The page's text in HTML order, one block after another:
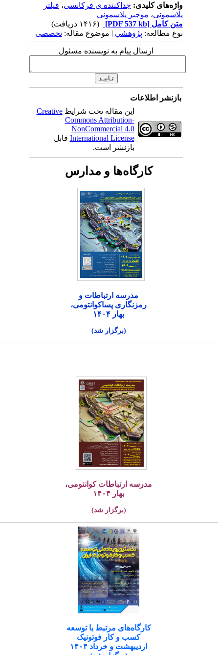
واژه‌های کلیدی:جداکننده ی فرکانسی،فیلتر
پلاسمونی،موجبر پلاسمونی
متن کامل[PDF 537 kb]
نوع مطالعه:پژوهشي| موضوع مقاله:تخصصی
ارسال پیام به نویسنده مسئول
بازنشر اطلاعات
این مقاله تحت شرایطCreative
Commons Attribution-
NonCommercial 4.0
International Licenseقابل
بازنشر است.
کارگاه‌ها و مدارس
مدرسه ارتباطات و
رمزنگاری پساکوانتومی،
بهار ۱۴۰۴
(برگزار شد)
مدرسه ارتباطات کوانتومی،
بهار ۱۴۰۴
(برگزار شد)
کارگاه‌های مرتبط با توسعه
کسب و کار فوتونیک
اردیبهشت و خرداد ۱۴۰۴